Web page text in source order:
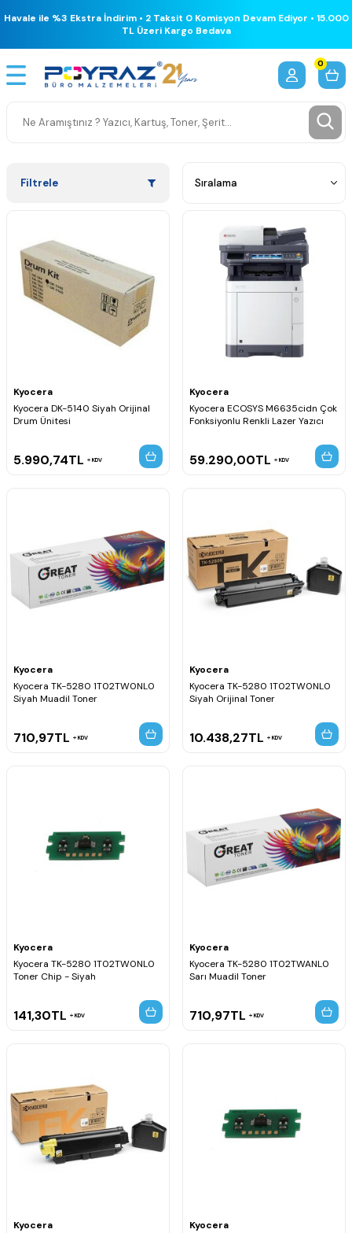
Havale ile %3 Ekstra İndirim • 2 Taksit 0 Komisyon Devam Ediyor • 15.000
TL Üzeri Kargo Bedava
0
Filtrele
Kyocera
Kyocera DK-5140 Siyah Orijinal
Drum Ünitesi
5.990,74TL KDV
Kyocera
Kyocera ECOSYS M6635cidn Çok
Fonksiyonlu Renkli Lazer Yazıcı
59.290,00TL KDV
Kyocera
Kyocera TK-5280 1T02TW0NL0
Siyah Muadil Toner
710,97TL KDV
Kyocera
Kyocera TK-5280 1T02TW0NL0
Siyah Orijinal Toner
10.438,27TL KDV
Kyocera
Kyocera TK-5280 1T02TW0NL0
Toner Chip - Siyah
141,30TL KDV
Kyocera
Kyocera TK-5280 1T02TWANL0
Sarı Muadil Toner
710,97TL KDV
Kyocera
Kyocera